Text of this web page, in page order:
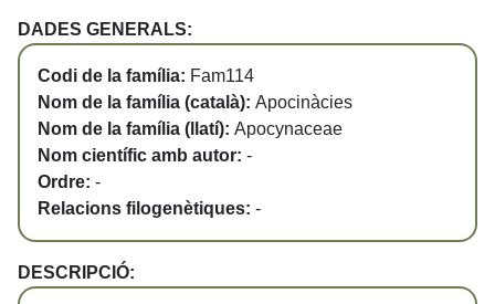
DADES GENERALS:
Codi de la família: Fam114
Nom de la família (català): Apocinàcies
Nom de la família (llatí): Apocynaceae
Nom científic amb autor: -
Ordre: -
Relacions filogenètiques: -
DESCRIPCIÓ: